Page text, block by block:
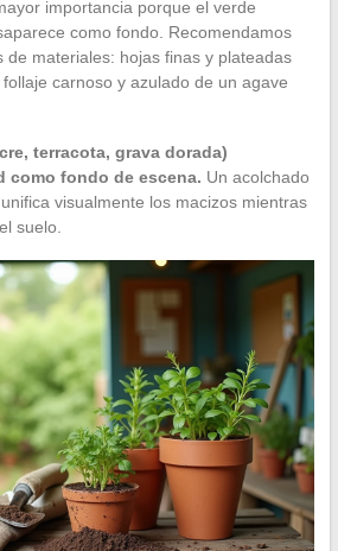
importancia porque el verde
como fondo. Recomendamos
de materiales: hojas finas y plateadas
carnoso y azulado de un agave
terracota, grava dorada)
como fondo de escena. Un acolchado
visualmente los macizos mientras
suelo.